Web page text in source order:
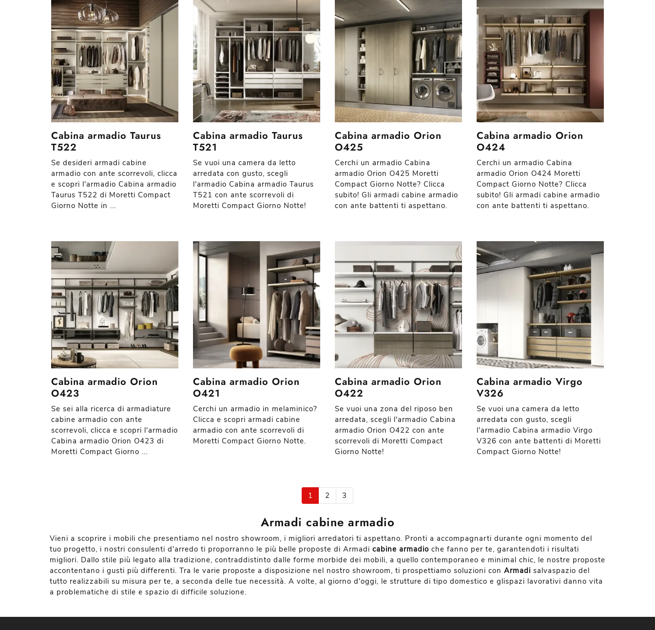
Cabina armadio Taurus
T522
Se desideri armadi cabine
armadio con ante scorrevoli, clicca
e scopri l'armadio Cabina armadio
Taurus T522 di Moretti Compact
Giorno Notte in ...
Cabina armadio Taurus
T521
Se vuoi una camera da letto
arredata con gusto, scegli
l'armadio Cabina armadio Taurus
T521 con ante scorrevoli di
Moretti Compact Giorno Notte!
Cabina armadio Orion
O425
Cerchi un armadio Cabina
armadio Orion O425 Moretti
Compact Giorno Notte? Clicca
subito! Gli armadi cabine armadio
con ante battenti ti aspettano.
Cabina armadio Orion
O424
Cerchi un armadio Cabina
armadio Orion O424 Moretti
Compact Giorno Notte? Clicca
subito! Gli armadi cabine armadio
con ante battenti ti aspettano.
Cabina armadio Orion
O423
Se sei alla ricerca di armadiature
cabine armadio con ante
scorrevoli, clicca e scopri l'armadio
Cabina armadio Orion O423 di
Moretti Compact Giorno ...
Cabina armadio Orion
O421
Cerchi un armadio in melaminico?
Clicca e scopri armadi cabine
armadio con ante scorrevoli di
Moretti Compact Giorno Notte.
Cabina armadio Orion
O422
Se vuoi una zona del riposo ben
arredata, scegli l'armadio Cabina
armadio Orion O422 con ante
scorrevoli di Moretti Compact
Giorno Notte!
Cabina armadio Virgo
V326
Se vuoi una camera da letto
arredata con gusto, scegli
l'armadio Cabina armadio Virgo
V326 con ante battenti di Moretti
Compact Giorno Notte!
1 2 3
Armadi cabine armadio
Vieni a scoprire i mobili che presentiamo nel nostro showroom, i migliori arredatori ti aspettano. Pronti a accompagnarti durante ogni momento del
tuo progetto, i nostri consulenti d'arredo ti proporranno le più belle proposte di Armadi cabine armadio che fanno per te, garantendoti i risultati
migliori. Dallo stile più legato alla tradizione, contraddistinto dalle forme morbide dei mobili, a quello contemporaneo e minimal chic, le nostre proposte
accontentano i gusti più differenti. Tra le varie proposte a disposizione nel nostro showroom, ti prospettiamo soluzioni con Armadi salvaspazio del
tutto realizzabili su misura per te, a seconda delle tue necessità. A volte, al giorno d'oggi, le strutture di tipo domestico e glispazi lavorativi danno vita
a problematiche di stile e spazio di difficile soluzione.